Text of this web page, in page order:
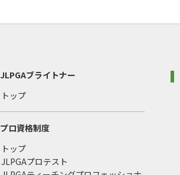
JLPGAブライトナー
トップ
プロ資格制度
トップ
JLPGAプロテスト